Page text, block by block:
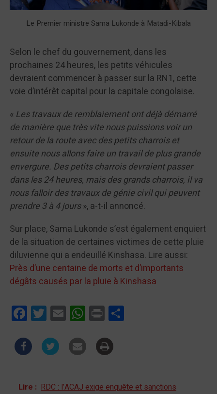
Le Premier ministre Sama Lukonde à Matadi-Kibala
Selon le chef du gouvernement, dans les
prochaines 24 heures, les petits véhicules
devraient commencer à passer sur la RN1, cette
voie d’intérêt capital pour la capitale congolaise.
« Les travaux de remblaiement ont déjà démarré
de manière que très vite nous puissions voir un
retour de la route avec des petits charrois et
ensuite nous allons faire un travail de plus grande
envergure. Des petits charrois devraient passer
dans les 24 heures, mais des grands charrois, il va
nous falloir des travaux de génie civil qui peuvent
prendre 3 à 4 jours», a-t-il annoncé.
Sur place, Sama Lukonde s’est également enquiert
de la situation de certaines victimes de cette pluie
diluvienne qui a endeuillé Kinshasa. Lire aussi:
Près d’une centaine de morts et d’importants
dégâts causés par la pluie à Kinshasa
FacebookTwitterEmail WhatsApp
Print
Lire : RDC : l’ACAJ exige enquête et sanctions